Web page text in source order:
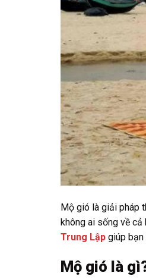
Mộ gió là giải pháp
không ai sống về cả
Trung Lập giúp bạn
Mộ gió là